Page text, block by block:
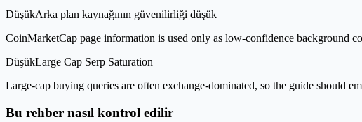
DüşükArka plan kaynağının güvenilirliği düşük
CoinMarketCap page information is used only as low-confidence background
DüşükLarge Cap Serp Saturation
Large-cap buying queries are often exchange-dominated, so the guide should
Bu rehber nasıl kontrol edilir